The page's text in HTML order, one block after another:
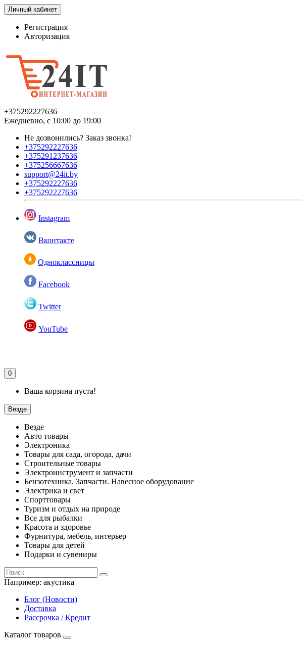
Личный кабинет
Регистрация
Авторизация
+375292227636
Ежедневно, с 10:00 до 19:00
Не дозвонились? Заказ звонка!
+375292227636
+375291237636
+375256667636
support@24it.by
+375292227636
+375292227636
Instagram
Вконтакте
Одноклассницы
Facebook
Twitter
YouTube
0
Ваша корзина пуста!
Везде
Везде
Авто товары
Электроника
Товары для сада, огорода, дачи
Строительные товары
Электроинструмент и запчасти
Бензотехника. Запчасти. Навесное оборудование
Электрика и свет
Спорттовары
Туризм и отдых на природе
Все для рыбалки
Красота и здоровье
Фурнитура, мебель, интерьер
Товары для детей
Подарки и сувениры
Например: акустика
Блог (Новости)
Доставка
Рассрочка / Кредит
Каталог товаров